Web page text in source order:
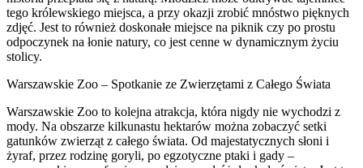
tego królewskiego miejsca, a przy okazji zrobić mnóstwo pięknych
zdjęć. Jest to również doskonałe miejsce na piknik czy po prostu
odpoczynek na łonie natury, co jest cenne w dynamicznym życiu
stolicy.
Warszawskie Zoo – Spotkanie ze Zwierzętami z Całego Świata
Warszawskie Zoo to kolejna atrakcja, która nigdy nie wychodzi z
mody. Na obszarze kilkunastu hektarów można zobaczyć setki
gatunków zwierząt z całego świata. Od majestatycznych słoni i
żyraf, przez rodzinę goryli, po egzotyczne ptaki i gady –